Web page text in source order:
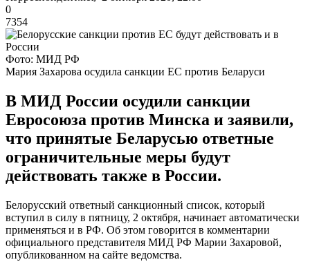
0
7354
Фото: МИД РФ
Мария Захарова осудила санкции ЕС против Беларуси
В МИД России осудили санкции
Евросоюза против Минска и заявили,
что принятые Беларусью ответные
ограничительные меры будут
действовать также в России.
Белорусский ответный санкционный список, который
вступил в силу в пятницу, 2 октября, начинает автоматически
применяться и в РФ. Об этом говорится в комментарии
официального представителя МИД РФ Марии Захаровой,
опубликованном на сайте ведомства.